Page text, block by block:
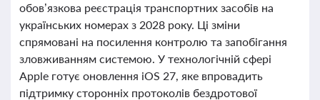
обов’язкова реєстрація транспортних засобів на
українських номерах з 2028 року. Ці зміни
спрямовані на посилення контролю та запобігання
зловживанням системою. У технологічній сфері
Apple готує оновлення iOS 27, яке впровадить
підтримку сторонніх протоколів бездротової